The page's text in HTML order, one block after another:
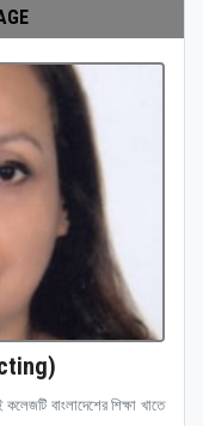
বাংলাদেশের শিক্ষা খাতে